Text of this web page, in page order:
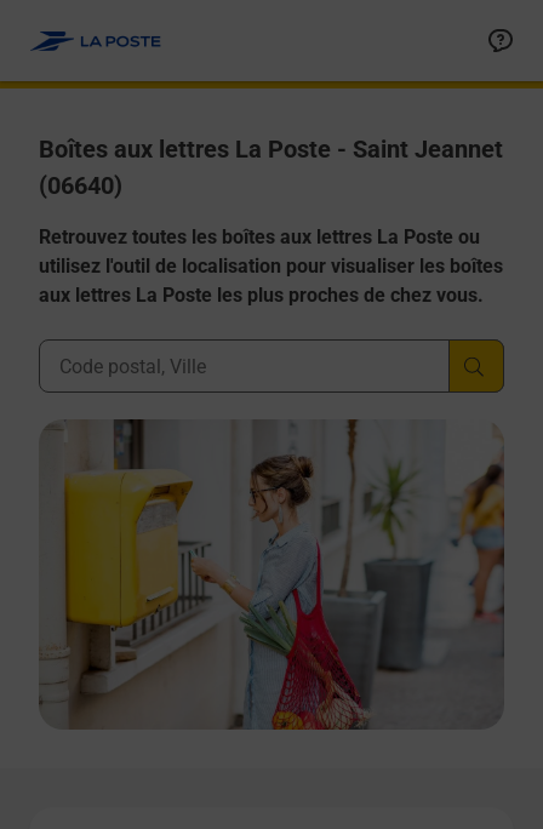
Boîtes aux lettres La Poste - Saint Jeannet
(06640)
Retrouvez toutes les boîtes aux lettres La Poste ou
utilisez l'outil de localisation pour visualiser les boîtes
aux lettres La Poste les plus proches de chez vous.
Ville, Département, Code Postal